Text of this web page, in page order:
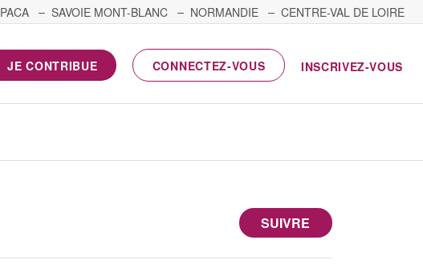
PACA SAVOIE MONT-BLANC NORMANDIE
CENTRE-VAL DE LOIRE
JE CONTRIBUE CONNECTEZ-VOUS INSCRIVEZ-VOUS
SUIVRE